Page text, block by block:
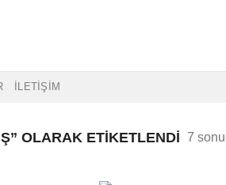
İLETİŞİM
OLARAK ETIKETLENDI 7